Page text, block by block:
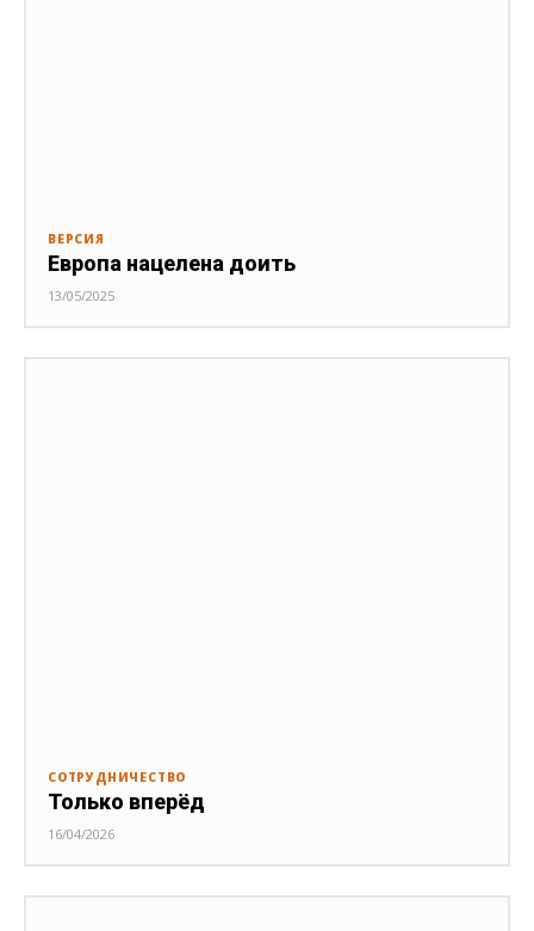
ВЕРСИЯ
Европа нацелена доить
13/05/2025
СОТРУДНИЧЕСТВО
Только вперёд
16/04/2026